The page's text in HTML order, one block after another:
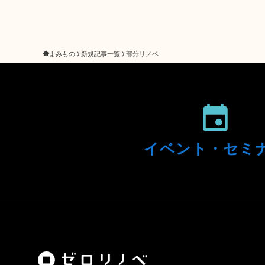
よみもの 新規記事一覧 部分リノベ
イベント・ セミ